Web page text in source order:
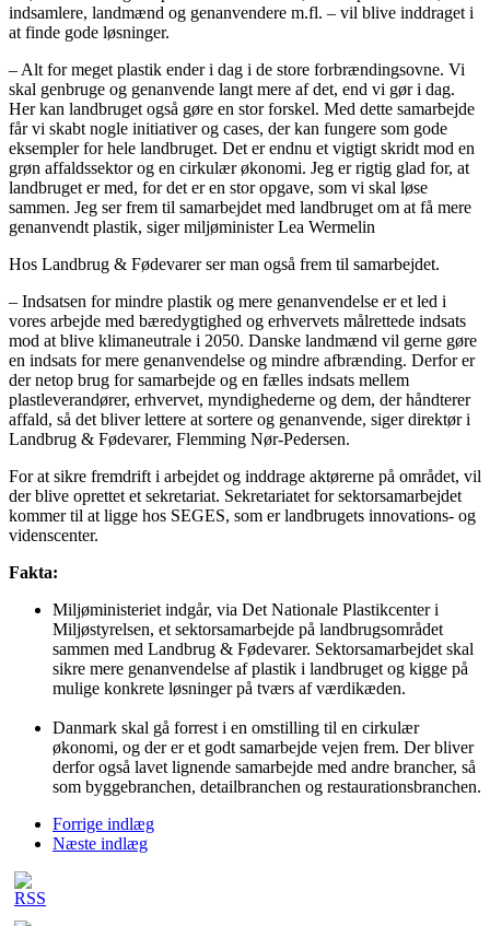
indsamlere, landmænd og genanvendere m.fl. – vil blive inddraget i
at finde gode løsninger.
– Alt for meget plastik ender i dag i de store forbrændingsovne. Vi
skal genbruge og genanvende langt mere af det, end vi gør i dag.
Her kan landbruget også gøre en stor forskel. Med dette samarbejde
får vi skabt nogle initiativer og cases, der kan fungere som gode
eksempler for hele landbruget. Det er endnu et vigtigt skridt mod en
grøn affaldssektor og en cirkulær økonomi. Jeg er rigtig glad for, at
landbruget er med, for det er en stor opgave, som vi skal løse
sammen. Jeg ser frem til samarbejdet med landbruget om at få mere
genanvendt plastik, siger miljøminister Lea Wermelin
Hos Landbrug & Fødevarer ser man også frem til samarbejdet.
– Indsatsen for mindre plastik og mere genanvendelse er et led i
vores arbejde med bæredygtighed og erhvervets målrettede indsats
mod at blive klimaneutrale i 2050. Danske landmænd vil gerne gøre
en indsats for mere genanvendelse og mindre afbrænding. Derfor er
der netop brug for samarbejde og en fælles indsats mellem
plastleverandører, erhvervet, myndighederne og dem, der håndterer
affald, så det bliver lettere at sortere og genanvende, siger direktør i
Landbrug & Fødevarer, Flemming Nør-Pedersen.
For at sikre fremdrift i arbejdet og inddrage aktørerne på området, vil
der blive oprettet et sekretariat. Sekretariatet for sektorsamarbejdet
kommer til at ligge hos SEGES, som er landbrugets innovations- og
videnscenter.
Fakta:
Miljøministeriet indgår, via Det Nationale Plastikcenter i
Miljøstyrelsen, et sektorsamarbejde på landbrugsområdet
sammen med Landbrug & Fødevarer. Sektorsamarbejdet skal
sikre mere genanvendelse af plastik i landbruget og kigge på
mulige konkrete løsninger på tværs af værdikæden.
Danmark skal gå forrest i en omstilling til en cirkulær
økonomi, og der er et godt samarbejde vejen frem. Der bliver
derfor også lavet lignende samarbejde med andre brancher, så
som byggebranchen, detailbranchen og restaurationsbranchen.
Forrige indlæg
Næste indlæg